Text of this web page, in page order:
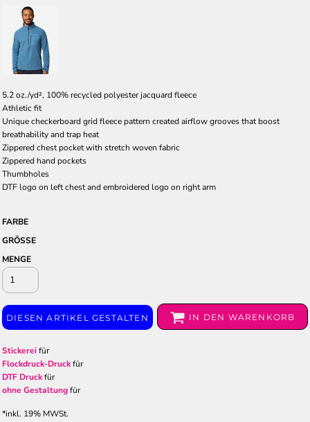
5.2 oz./yd², 100% recycled polyester jacquard fleece
Athletic fit
Unique checkerboard grid fleece pattern created airflow grooves that boost
breathability and trap heat
Zippered chest pocket with stretch woven fabric
Zippered hand pockets
Thumbholes
DTF logo on left chest and embroidered logo on right arm
FARBE
GRÖSSE
MENGE
DIESEN ARTIKEL GESTALTEN IN DEN WARENKORB
Stickereifür
Flockdruck-Druckfür
DTF Druckfür
ohne Gestaltungfür
*inkl. 19% MWSt.